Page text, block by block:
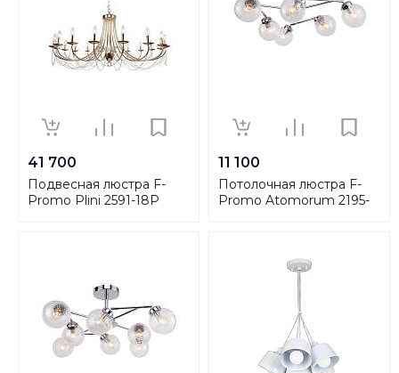
41 700
Подвесная люстра F-
Promo Plini 2591-18P
11 100
Потолочная люстра F-
Promo Atomorum 2195-